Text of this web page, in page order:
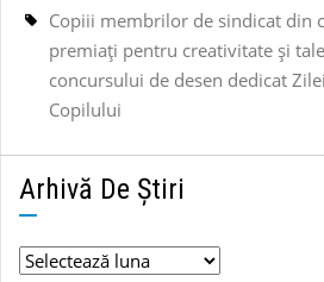
Copiii membrilor de sindicat din
premiați pentru creativitate și
concursului de desen dedicat
Copilului
Arhivă De Știri
Arhivă